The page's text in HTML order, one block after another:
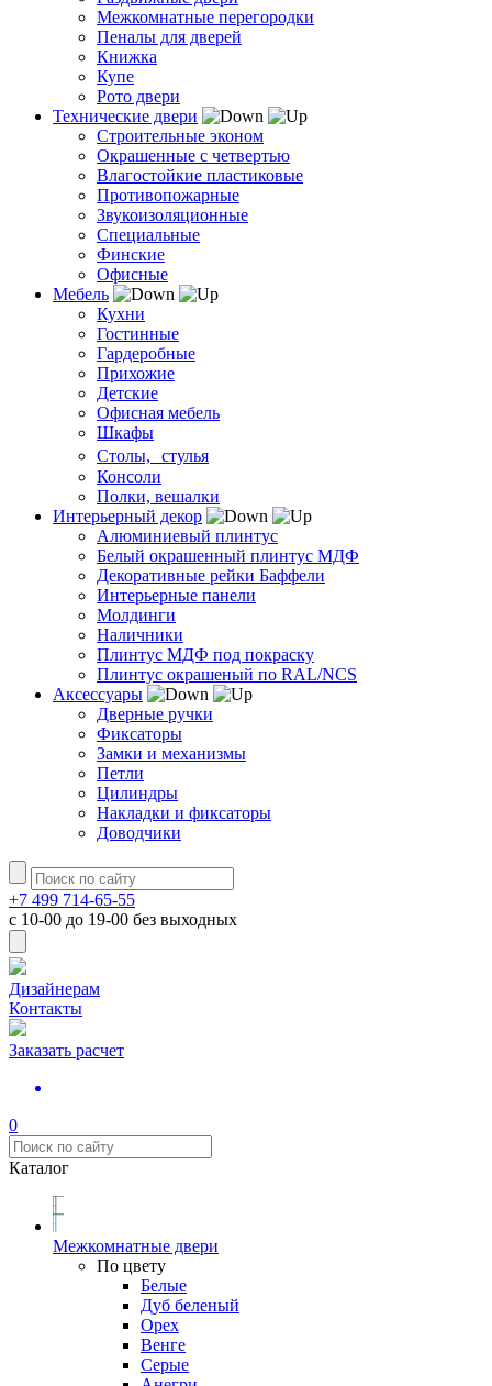
Межкомнатные перегородки
Пеналы для дверей
Книжка
Купе
Рото двери
Технические двери
Строительные эконом
Окрашенные с четвертью
Влагостойкие пластиковые
Противопожарные
Звукоизоляционные
Специальные
Финские
Офисные
Мебель
Кухни
Гостинные
Гардеробные
Прихожие
Детские
Офисная мебель
Шкафы
Столы, стулья
Консоли
Полки, вешалки
Интерьерный декор
Алюминиевый плинтус
Белый окрашенный плинтус МДФ
Декоративные рейки Баффели
Интерьерные панели
Молдинги
Наличники
Плинтус МДФ под покраску
Плинтус окрашеный по RAL/NCS
Аксессуары
Дверные ручки
Фиксаторы
Замки и механизмы
Петли
Цилиндры
Накладки и фиксаторы
Доводчики
+7 499 714-65-55
с 10-00 до 19-00 без выходных
Дизайнерам
Контакты
Заказать расчет
0
Каталог
Межкомнатные двери
По цвету
Белые
Дуб беленый
Орех
Венге
Серые